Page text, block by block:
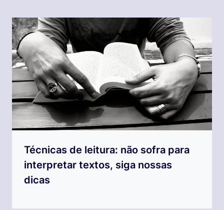
Técnicas de leitura: não sofra para
interpretar textos, siga nossas
dicas